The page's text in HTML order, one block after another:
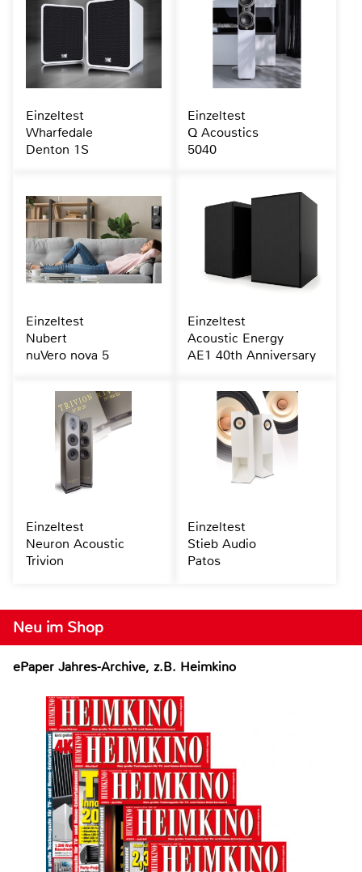
Neu im Shop
ePaper Jahres-Archive, z.B. Heimkino
Einzeltest
Wharfedale
Denton 1S
Einzeltest
Q Acoustics
5040
Einzeltest
Nubert
nuVero nova 5
Einzeltest
Acoustic Energy
AE1 40th Anniversary
Einzeltest
Neuron Acoustic
Trivion
Einzeltest
Stieb Audio
Patos